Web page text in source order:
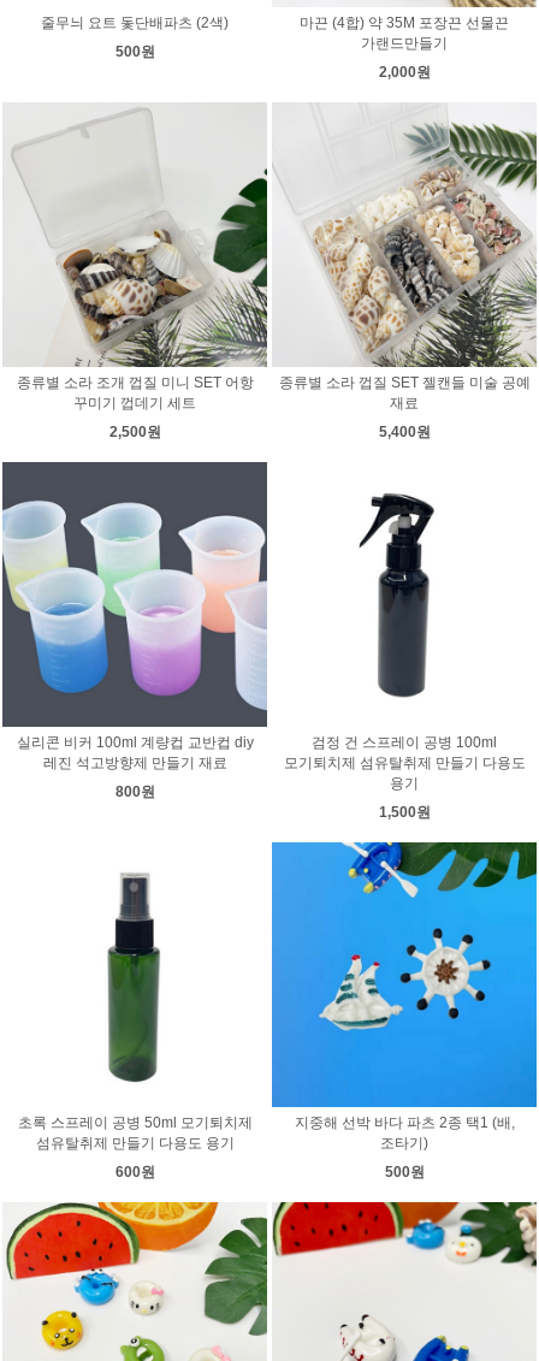
줄무늬 요트 돛단배파츠 (2색)
500원
마끈 (4합) 약 35M 포장끈 선물끈
가랜드만들기
2,000원
종류별 소라 조개 껍질 미니 SET 어항
꾸미기 껍데기 세트
2,500원
종류별 소라 껍질 SET 젤캔들 미술 공예
재료
5,400원
실리콘 비커 100ml 계량컵 교반컵 diy
레진 석고방향제 만들기 재료
800원
검정 건 스프레이 공병 100ml
모기퇴치제 섬유탈취제 만들기 다용도
용기
1,500원
초록 스프레이 공병 50ml 모기퇴치제
섬유탈취제 만들기 다용도 용기
600원
지중해 선박 바다 파츠 2종 택1 (배,
조타기)
500원